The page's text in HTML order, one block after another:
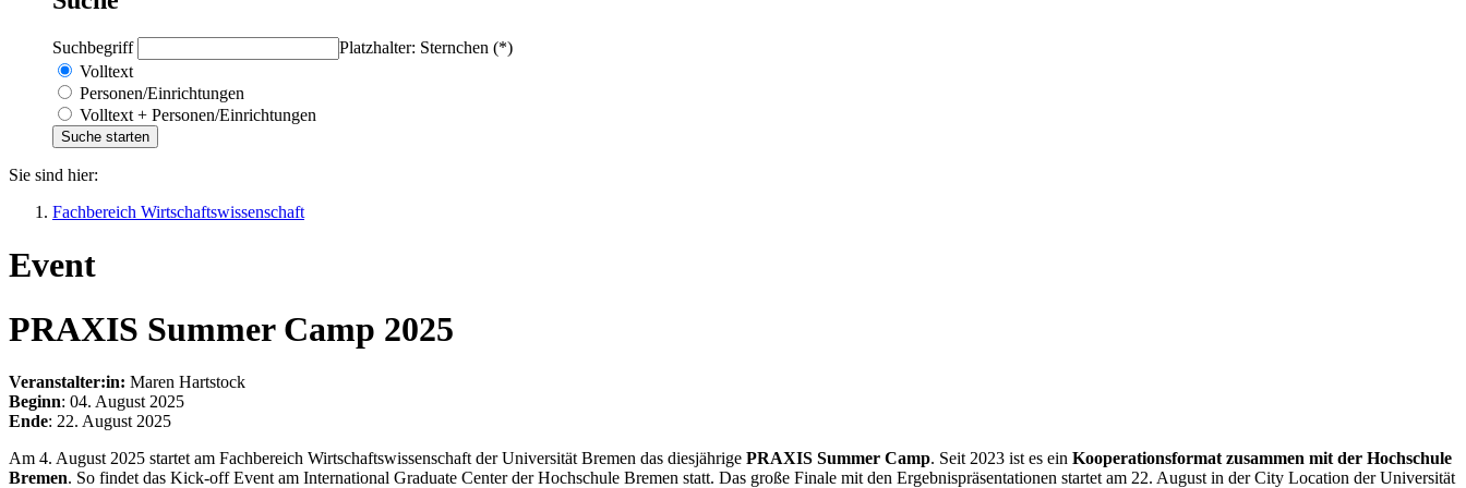
Suchbegriff
Platzhalter: Sternchen (*)
Volltext
Personen/Einrichtungen
Volltext + Personen/Einrichtungen
Sie sind hier:
Fachbereich Wirtschaftswissenschaft
Event
PRAXIS Summer Camp 2025
Veranstalter:in: Maren Hartstock
Beginn: 04. August 2025
Ende: 22. August 2025
Am 4. August 2025 startet am Fachbereich Wirtschaftswissenschaft der Universität Bremen das diesjährige PRAXIS Summer Camp. Seit 2023 ist es ein Kooperationsformat zusammen mit der Hochschule
Bremen. So findet das Kick-off Event am International Graduate Center der Hochschule Bremen statt. Das große Finale mit den Ergebnispräsentationen startet am 22. August in der City Location der Universität